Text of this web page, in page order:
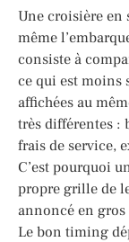
Une croisière en
même
consiste à
ce qui est moins
affichées au
très différentes :
frais de service,
C’est pourquoi
propre grille de
annoncé en gros
Le bon timing